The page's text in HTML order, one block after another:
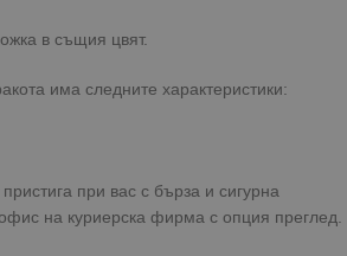
в същия цвят.
има следните характеристики:
при вас с бърза и сигурна
на куриерска фирма с опция преглед.